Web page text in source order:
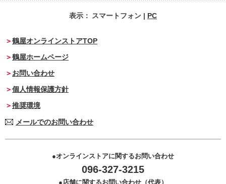
表示： スマートフォン | PC
鶴屋オンラインストアTOP
鶴屋ホームページ
お問い合わせ
個人情報保護方針
推奨環境
メールでのお問い合わせ
オンラインストアに関するお問い合わせ
096-327-3215
店舗に関するお問い合わせ（代表）